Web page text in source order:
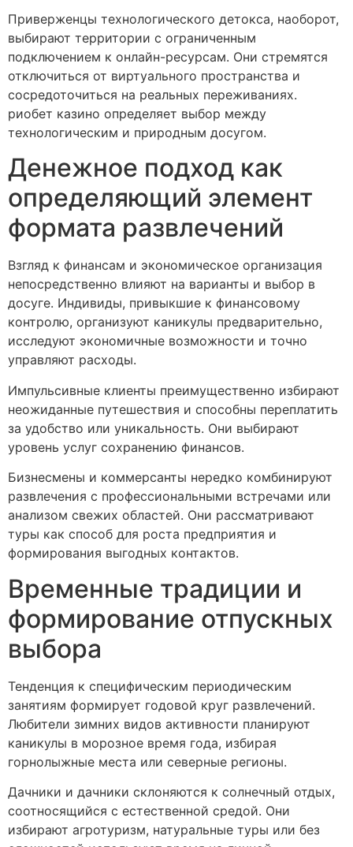
Приверженцы технологического детокса, наоборот,
выбирают территории с ограниченным
подключением к онлайн-ресурсам. Они стремятся
отключиться от виртуального пространства и
сосредоточиться на реальных переживаниях.
риобет казино определяет выбор между
технологическим и природным досугом.
Денежное подход как
определяющий элемент
формата развлечений
Взгляд к финансам и экономическое организация
непосредственно влияют на варианты и выбор в
досуге. Индивиды, привыкшие к финансовому
контролю, организуют каникулы предварительно,
исследуют экономичные возможности и точно
управляют расходы.
Импульсивные клиенты преимущественно избирают
неожиданные путешествия и способны переплатить
за удобство или уникальность. Они выбирают
уровень услуг сохранению финансов.
Бизнесмены и коммерсанты нередко комбинируют
развлечения с профессиональными встречами или
анализом свежих областей. Они рассматривают
туры как способ для роста предприятия и
формирования выгодных контактов.
Временные традиции и
формирование отпускных
выбора
Тенденция к специфическим периодическим
занятиям формирует годовой круг развлечений.
Любители зимних видов активности планируют
каникулы в морозное время года, избирая
горнолыжные места или северные регионы.
Дачники и дачники склоняются к солнечный отдых,
соотносящийся с естественной средой. Они
избирают агротуризм, натуральные туры или без